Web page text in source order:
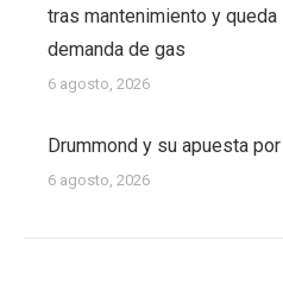
tras mantenimiento y
demanda de gas
6 agosto, 2026
Drummond y su apuesta
6 agosto, 2026